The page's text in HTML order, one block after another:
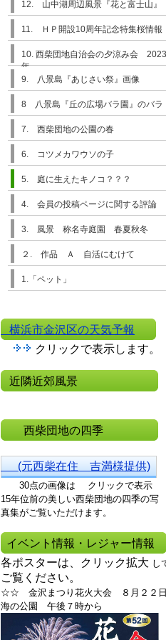
12. 山中湖周辺風景『花と富士山』
11. ＨＰ開設10周年記念特集桜情報
10. 西柴団地自治会の夕涼み会 2023
年
9. 八景島『あじさい祭』画像
8 八景島『丘の広場バラ園』のバラ
7. 西柴団地の公園の春
6. コツメカワウソの子
5. 庭に生えたキノコ？？？
4. 会員の投稿ページに関する評論
3. 風景 称名寺庭園 春夏秋冬
２. 作品 Ａ 自活にむけて
1.「ペット」
横浜市金沢区の天気予報
クリックで表示します。
近隣近郊風景
西柴団地の四季
(元西柴在住 吉満様提供)
30点の画像は クリックで表示
15年位前の美しい西柴団地の四季の写
真集がご覧いただけます。
イベント情報・レジャー情報
各ポスターは、クリック拡大 し
ご覧ください。
☆☆ 金沢まつり花火大会 ８月２２
海の公園 午後７時から